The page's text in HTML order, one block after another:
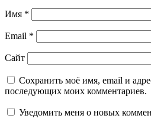
Имя *
Email *
Сайт
Сохранить моё имя, email и
последующих моих комментариев.
Уведомить меня о новых